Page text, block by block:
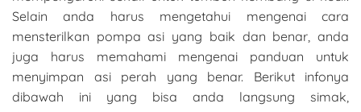
Selain anda harus mengetahui mengenai cara
mensterilkan pompa asi yang baik dan benar, anda
juga harus memahami mengenai panduan untuk
menyimpan asi perah yang benar. Berikut infonya
dibawah ini yang bisa anda langsung simak,